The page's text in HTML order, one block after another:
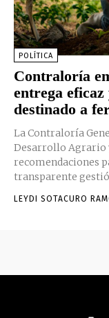
POLÍTICA
Contraloría
entrega
destinado a
La Contraloría
Desarrollo Agrario
recomendaciones
transparente
LEYDI SOTACURO